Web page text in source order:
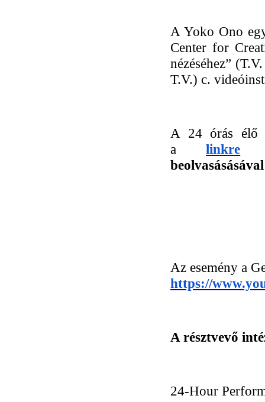
A Yoko Ono
Center for
nézéséhez” (
T.V.) c.
A 24 órás élő
alinkre
Az esemény a
https://
A résztvevő
24-Hour